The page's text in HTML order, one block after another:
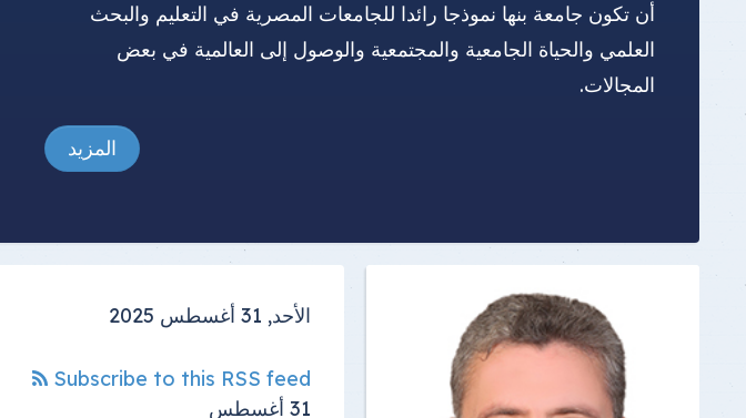
أن تكون جامعة بنها نموذجا رائدا للجامعات المصرية في التعليم والبحث
العلمي والحياة الجامعية والمجتمعية والوصول إلى العالمية في بعض
المجالات.
المزيد
الأحد, 31 أغسطس 2025
Subscribe to this RSS feed
31 أغسطس